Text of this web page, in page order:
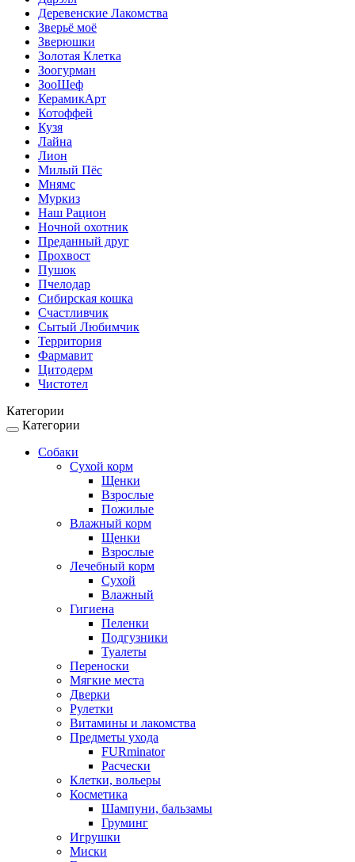
Деревенские Лакомства
Зверьё моё
Зверюшки
Золотая Клетка
Зоогурман
ЗооШеф
КерамикАрт
Котоффей
Кузя
Лайна
Лион
Милый Пёс
Мнямс
Муркиз
Наш Рацион
Ночной охотник
Преданный друг
Прохвост
Пушок
Пчелодар
Сибирская кошка
Счастливчик
Сытый Любимчик
Территория
Фармавит
Цитодерм
Чистотел
Категории
Toggle
navigation
Категории
Собаки
Сухой корм
Щенки
Взрослые
Пожилые
Влажный корм
Щенки
Взрослые
Лечебный корм
Сухой
Влажный
Гигиена
Пеленки
Подгузники
Туалеты
Переноски
Мягкие места
Дверки
Рулетки
Витамины и лакомства
Предметы ухода
FURminator
Расчески
Клетки, вольеры
Косметика
Шампуни, бальзамы
Груминг
Игрушки
Миски